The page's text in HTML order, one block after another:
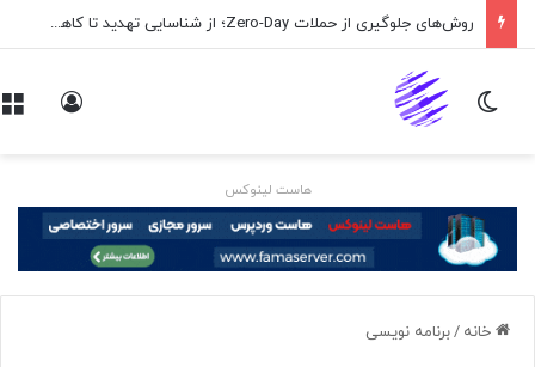
اپلیکیشن پیام‌رسان ایکس در راه است
تغییر پوسته
هاست لینوکس
خانه /برنامه نويسی